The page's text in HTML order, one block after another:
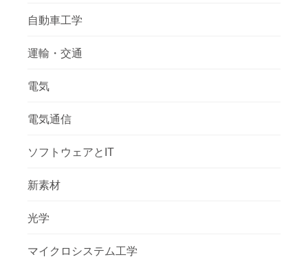
自動車工学
運輸・交通
電気
電気通信
ソフトウェアとIT
新素材
光学
マイクロシステム工学